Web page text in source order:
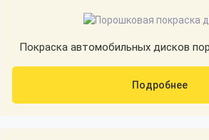
Покраска автомобильных дисков
Подробнее